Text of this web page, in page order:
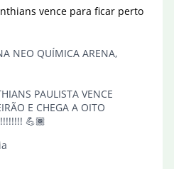
NEO QUÍMICA ARENA,
PAULISTA VENCE
E CHEGA A OITO
💪🏾